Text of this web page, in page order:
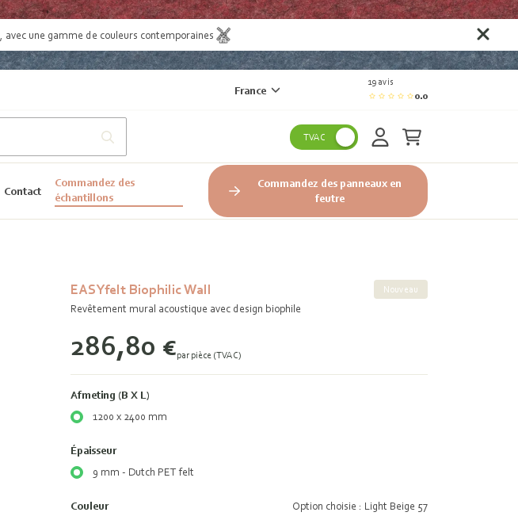
, avec une gamme de couleurs contemporaines
France
19 avis
0.0
TVAC
Contact
Commandez des
échantillons
Commandez des panneaux en
feutre
EASYfelt Biophilic Wall
Revêtement mural acoustique avec design biophile
Nouveau
286,80 €par pièce (TVAC)
Afmeting (B X L)
1200 x 2400 mm
Épaisseur
9 mm - Dutch PET felt
Couleur Option choisie : Light Beige 57